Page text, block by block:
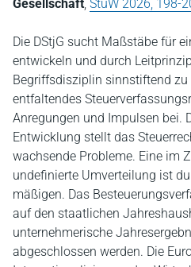
Gesellschaft, StuW 2026, 198-
Die DStjG sucht Maßstäbe für
entwickeln und durch
Begriffsdisziplin sinnstiftend zu
entfaltendes
Anregungen und Impulsen bei.
Entwicklung stellt das
wachsende Probleme. Eine im
undefinierte Umverteilung ist
mäßigen. Das
auf den staatlichen
unternehmerische
abgeschlossen werden. Die